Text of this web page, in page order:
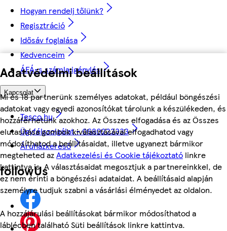
Adatvédelmi beállítások
Mi és 18 partnerünk személyes adatokat, például böngészési
adatokat vagy egyedi azonosítókat tárolunk a készülékeden, és
hozzáférhetünk azokhoz. Az Összes elfogadása és az Összes
elutasítása gombok kiválasztásával elfogadhatod vagy
módosíthatod a beállításaidat, illetve ugyanezt bármikor
megteheted azAdatkezelési és Cookie tájékoztató linkre
kattintva is. A választásaidat megosztjuk a partnereinkkel, de
ez nem érinti a böngészési adataidat. A beállításaid alapján
személyre tudjuk szabni a vásárlási élményedet az oldalon.
A hozzájárulási beállításokat bármikor módosíthatod a
láblécben található Süti beállítások linkre kattintva.
Hogyan rendelj tőlünk?
Regisztráció
Idősáv foglalása
Kedvenceim
ÁFÁ-s számla igénylés
Kapcsolat
Tesco.hu
Ügyfélszolgálat - 0680222333
Áruházkereső
followUs